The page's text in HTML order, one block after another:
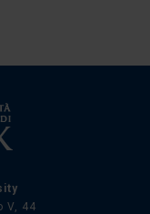
V, 44